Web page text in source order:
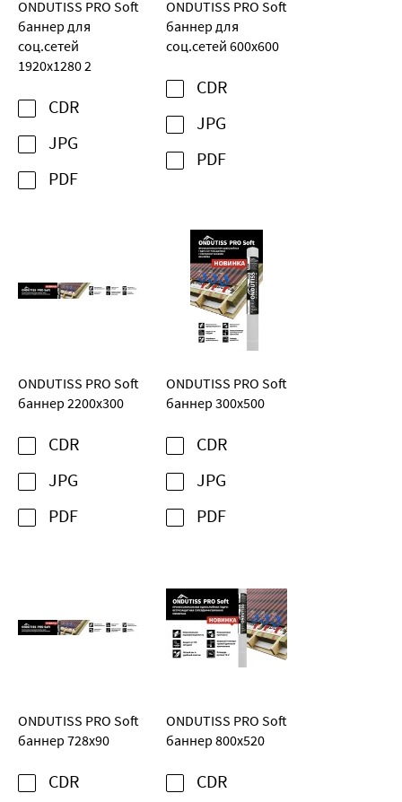
ONDUTISS PRO Soft
баннер для
соц.сетей
1920х1280 2
CDR
JPG
PDF
ONDUTISS PRO Soft
баннер для
соц.сетей 600х600
CDR
JPG
PDF
ONDUTISS PRO Soft
баннер 2200х300
CDR
JPG
PDF
ONDUTISS PRO Soft
баннер 300х500
CDR
JPG
PDF
ONDUTISS PRO Soft
баннер 728х90
CDR
ONDUTISS PRO Soft
баннер 800х520
CDR